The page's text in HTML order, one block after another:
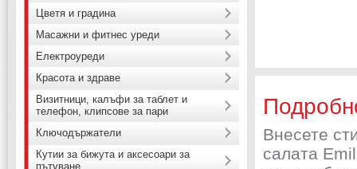
Внесете
салата
Цветя и градина
Масажни и фитнес уреди
Електроуреди
Красота и здраве
Визитници, калъфи за таблет и
телефон, клипсове за пари
Ключодържатели
Кутии за бижута и аксесоари за
пътуване